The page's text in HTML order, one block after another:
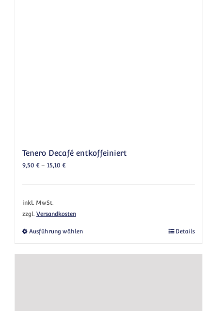
Tenero Decafé entkoffeiniert
9,50 €– 15,10 €
inkl. MwSt.
zzgl. Versandkosten
Ausführung wählenDieses Produkt weist mehrere Varianten
Details